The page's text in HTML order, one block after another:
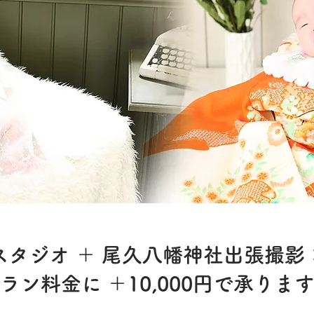
タジオ ＋ 尾久八幡神社出張撮影
ン料金に ＋10,000円で承りま